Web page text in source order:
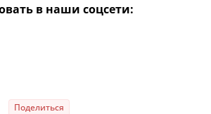
в наши соцсети:
Поделиться